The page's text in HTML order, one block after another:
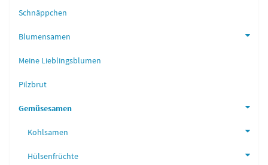
Schnäppchen
Blumensamen
Meine Lieblingsblumen
Pilzbrut
Gemüsesamen
Kohlsamen
Hülsenfrüchte